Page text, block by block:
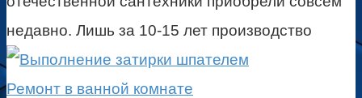
недавно. Лишь за 10-15 лет производство
Ремонт в ванной комнате